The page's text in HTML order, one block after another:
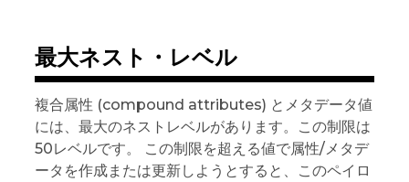
最大ネスト・レベル
複合属性 (compound attributes) とメタデータ値
には、最大のネストレベルがあります。この制限は
50レベルです。 この制限を超える値で属性/メタデ
ータを作成または更新しようとすると、このペイロ